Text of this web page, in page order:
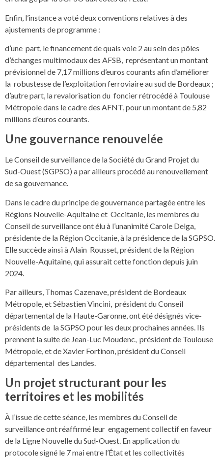
Enfin, l’instance a voté deux conventions relatives à des
ajustements de programme :
d’une part, le financement de quais voie 2 au sein des pôles
d’échanges multimodaux des AFSB, représentant un montant
prévisionnel de 7,17 millions d’euros courants afin d’améliorer
la robustesse de l’exploitation ferroviaire au sud de Bordeaux ;
d’autre part, la revalorisation du foncier rétrocédé à Toulouse
Métropole dans le cadre des AFNT, pour un montant de 5,82
millions d’euros courants.
Une gouvernance renouvelée
Le Conseil de surveillance de la Société du Grand Projet du
Sud-Ouest (SGPSO) a par ailleurs procédé au renouvellement
de sa gouvernance.
Dans le cadre du principe de gouvernance partagée entre les
Régions Nouvelle-Aquitaine et Occitanie, les membres du
Conseil de surveillance ont élu à l’unanimité Carole Delga,
présidente de la Région Occitanie, à la présidence de la SGPSO.
Elle succède ainsi à Alain Rousset, président de la Région
Nouvelle-Aquitaine, qui assurait cette fonction depuis juin
2024.
Par ailleurs, Thomas Cazenave, président de Bordeaux
Métropole, et Sébastien Vincini, président du Conseil
départemental de la Haute-Garonne, ont été désignés vice-
présidents de la SGPSO pour les deux prochaines années. Ils
prennent la suite de Jean-Luc Moudenc, président de Toulouse
Métropole, et de Xavier Fortinon, président du Conseil
départemental des Landes.
Un projet structurant pour les
territoires et les mobilités
À l’issue de cette séance, les membres du Conseil de
surveillance ont réaffirmé leur engagement collectif en faveur
de la Ligne Nouvelle du Sud-Ouest. En application du
protocole signé le 7 mai entre l’État et les collectivités